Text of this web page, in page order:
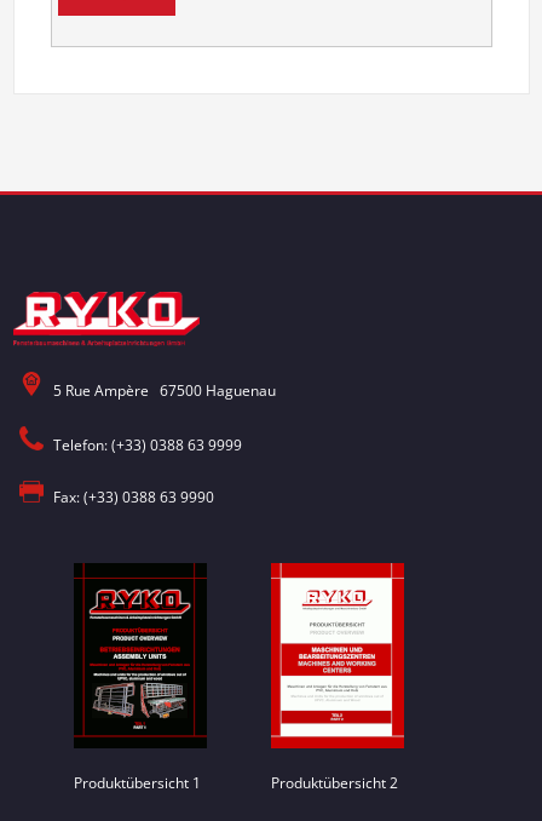
5 Rue Ampère 67500 Haguenau
Telefon: (+33) 0388 63 9999
Fax: (+33) 0388 63 9990
Produktübersicht 1 Produktübersicht 2